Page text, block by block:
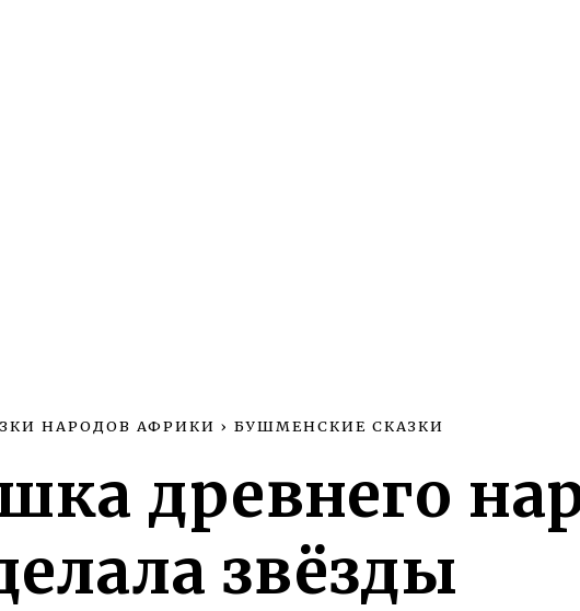
НАРОДОВ АФРИКИ › БУШМЕНСКИЕ СКАЗКИ
древнего
звёзды